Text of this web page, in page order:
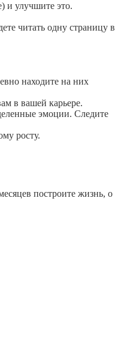
и улучшите это.
читать одну страницу в
находите на них
в вашей карьере.
эмоции. Следите
росту.
построите жизнь, о